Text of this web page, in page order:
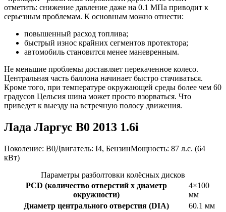
отметить: снижение давление даже на 0.1 МПа приводит к
серьезным проблемам. К основным можно отнести:
повышенный расход топлива;
быстрый износ крайних сегментов протектора;
автомобиль становится менее маневренным.
Не меньшие проблемы доставляет перекаченное колесо.
Центральная часть баллона начинает быстро стачиваться.
Кроме того, при температуре окружающей среды более чем 60
градусов Цельсия шина может просто взорваться. Что
приведет к выезду на встречную полосу движения.
Лада Ларгус B0 2013 1.6i
Поколение: B0Двигатель: I4, БензинМощность: 87 л.с. (64
кВт)
Параметры разболтовки колёсных дисков
PCD (количество отверстий x диаметр
окружности)
4×100
мм
Диаметр центрального отверстия (DIA)
60.1 мм